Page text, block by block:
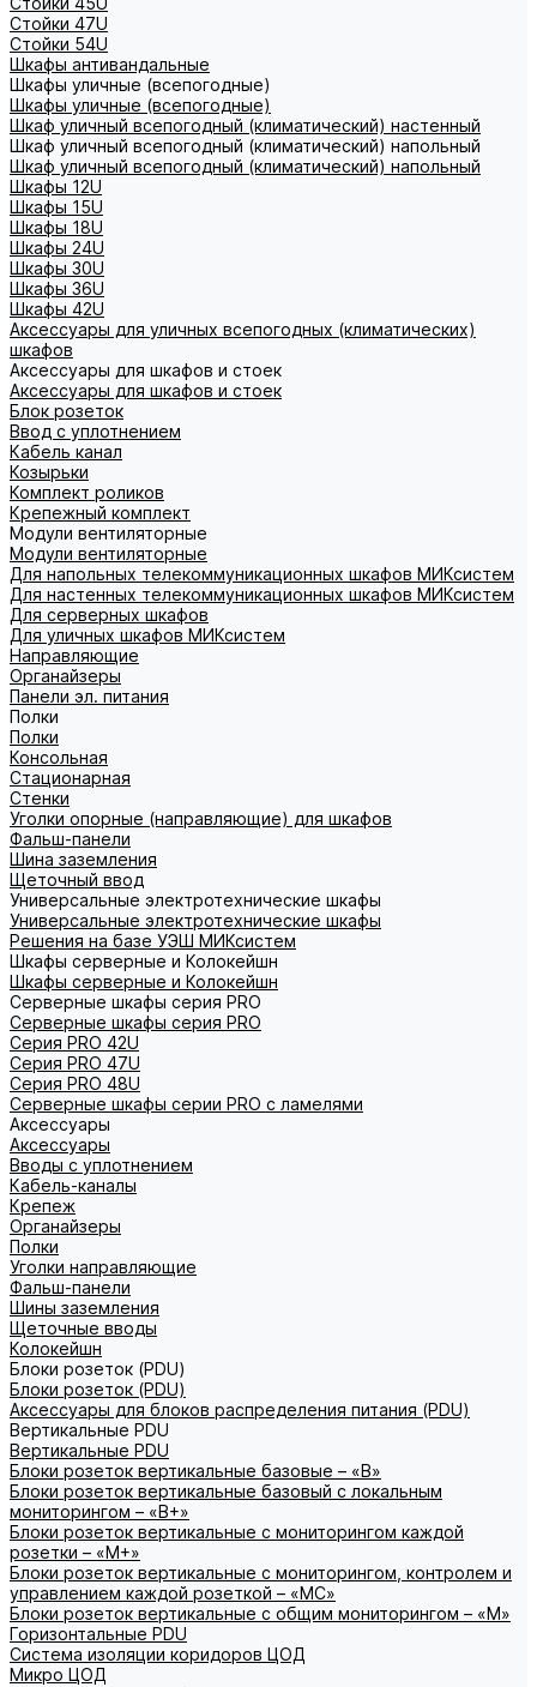
Стойки 47U
Стойки 54U
Шкафы антивандальные
Шкафы уличные (всепогодные)
Шкафы уличные (всепогодные)
Шкаф уличный всепогодный (климатический) настенный
Шкаф уличный всепогодный (климатический) напольный
Шкаф уличный всепогодный (климатический) напольный
Шкафы 12U
Шкафы 15U
Шкафы 18U
Шкафы 24U
Шкафы 30U
Шкафы 36U
Шкафы 42U
Аксессуары для уличных всепогодных (климатических)
шкафов
Аксессуары для шкафов и стоек
Аксессуары для шкафов и стоек
Блок розеток
Ввод с уплотнением
Кабель канал
Козырьки
Комплект роликов
Крепежный комплект
Модули вентиляторные
Модули вентиляторные
Для напольных телекоммуникационных шкафов МИКсистем
Для настенных телекоммуникационных шкафов МИКсистем
Для серверных шкафов
Для уличных шкафов МИКсистем
Направляющие
Органайзеры
Панели эл. питания
Полки
Полки
Консольная
Стационарная
Стенки
Уголки опорные (направляющие) для шкафов
Фальш-панели
Шина заземления
Щеточный ввод
Универсальные электротехнические шкафы
Универсальные электротехнические шкафы
Решения на базе УЭШ МИКсистем
Шкафы серверные и Колокейшн
Шкафы серверные и Колокейшн
Серверные шкафы серия PRO
Серверные шкафы серия PRO
Серия PRO 42U
Серия PRO 47U
Серия PRO 48U
Серверные шкафы серии PRO с ламелями
Аксессуары
Аксессуары
Вводы с уплотнением
Кабель-каналы
Крепеж
Органайзеры
Полки
Уголки направляющие
Фальш-панели
Шины заземления
Щеточные вводы
Колокейшн
Блоки розеток (PDU)
Блоки розеток (PDU)
Аксессуары для блоков распределения питания (PDU)
Вертикальные PDU
Вертикальные PDU
Блоки розеток вертикальные базовые – «В»
Блоки розеток вертикальные базовый с локальным
мониторингом – «В+»
Блоки розеток вертикальные с мониторингом каждой
розетки – «М+»
Блоки розеток вертикальные с мониторингом, контролем и
управлением каждой розеткой – «МС»
Блоки розеток вертикальные с общим мониторингом – «М»
Горизонтальные PDU
Система изоляции коридоров ЦОД
Микро ЦОД